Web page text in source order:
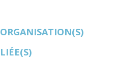
ORGANISATION(S)
LIÉE(S)